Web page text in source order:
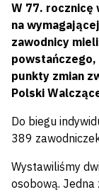
W 77. rocznicę
na
zawodnicy
punkty zmian
Polski
Do biegu
389
Wystawiliśmy
osobową. Jedna